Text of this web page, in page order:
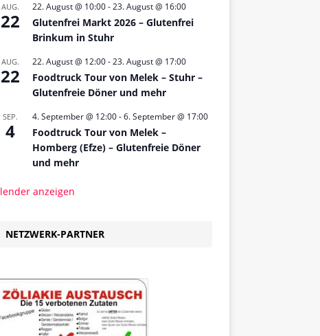
AUG.
22
22. August @ 10:00-23. August @ 16:00
Glutenfrei Markt 2026 – Glutenfrei
Brinkum in Stuhr
AUG.
22
22. August @ 12:00-23. August @ 17:00
Foodtruck Tour von Melek – Stuhr –
Glutenfreie Döner und mehr
SEP.
4
4. September @ 12:00-6. September @ 17:00
Foodtruck Tour von Melek –
Homberg (Efze) – Glutenfreie Döner
und mehr
anzeigen
NETZWERK-PARTNER